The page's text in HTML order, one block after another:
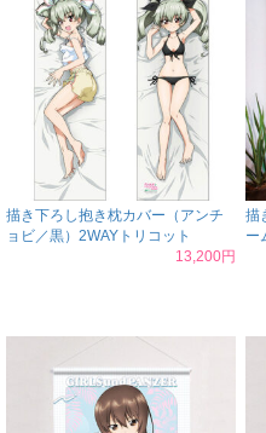
描き下ろし抱き枕カバー（アンチ
ョビ／黒）2WAYトリコット
13,200円
描
ー